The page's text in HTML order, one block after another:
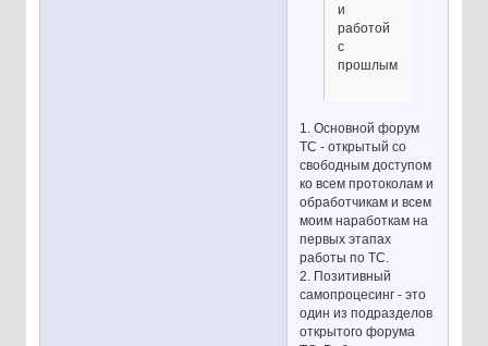
и
работой
с
прошлым?
1. Основной форум
ТС - открытый со
свободным доступом
ко всем протоколам и
обработчикам и всем
моим наработкам на
первых этапах
работы по ТС.
2. Позитивный
самопроцесинг - это
один из подразделов
открытого форума